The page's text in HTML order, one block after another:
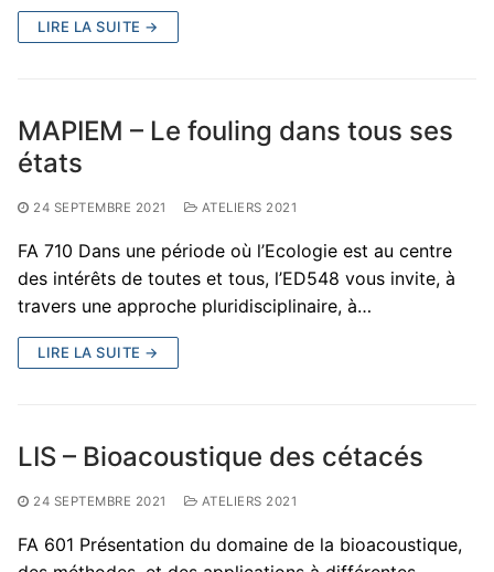
LIRE LA SUITE →
MAPIEM – Le fouling dans tous ses
états
24 SEPTEMBRE 2021 ATELIERS 2021
FA 710 Dans une période où l’Ecologie est au centre
des intérêts de toutes et tous, l’ED548 vous invite, à
travers une approche pluridisciplinaire, à…
LIRE LA SUITE →
LIS – Bioacoustique des cétacés
24 SEPTEMBRE 2021 ATELIERS 2021
FA 601 Présentation du domaine de la bioacoustique,